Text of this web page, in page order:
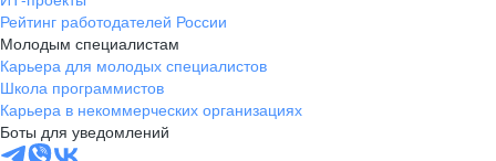
Рейтинг работодателей России
Молодым специалистам
Карьера для молодых специалистов
Школа программистов
Карьера в некоммерческих организациях
Боты для уведомлений